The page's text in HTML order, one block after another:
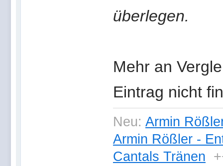
überlegen.
Mehr an
Eintrag nicht
Neu: Armin
Armin Rößler -
Cantals Tränen